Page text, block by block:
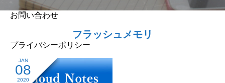
お問い合わせ
プライバシーポリシー
フラッシュメモリ
JAN
08
2020